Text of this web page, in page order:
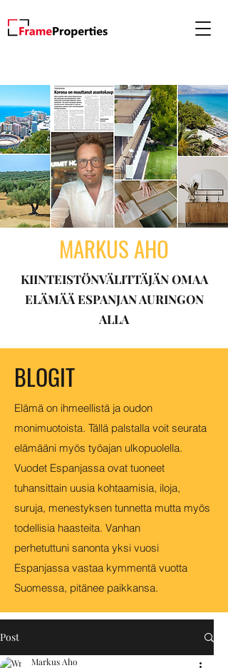
MARKUS AHO
KIINTEISTÖNVÄLITTÄJÄN OMAA
ELÄMÄÄ ESPANJAN AURINGON
ALLA
BLOGIT
Elämä on ihmeellistä ja oudon
monimuotoista. Tällä palstalla voit seurata
elämääni myös työajan ulkopuolella.
Vuodet Espanjassa ovat tuoneet
tuhansittain uusia kohtaamisia, iloja,
suruja, menestyksen tunnetta mutta myös
todellisia haasteita. Vanhan
perhetuttuni sanonta yksi vuosi
Espanjassa vastaa kymmentä vuotta
Suomessa, pitänee paikkansa.
Post
Markus Aho